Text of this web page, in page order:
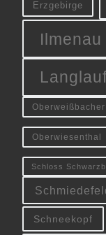
Erzgebirge
Ilmenau
Oberwiesenthal
Schloss
Schneekopf